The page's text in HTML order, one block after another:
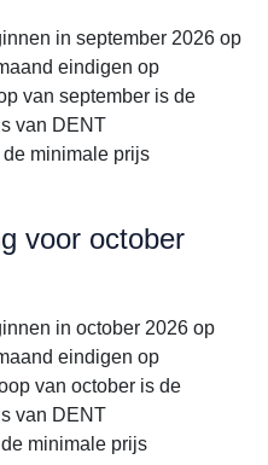
in september 2026 op
eindigen op
van september is de
van DENT
minimale prijs
voor october
in october 2026 op
eindigen op
van october is de
van DENT
minimale prijs